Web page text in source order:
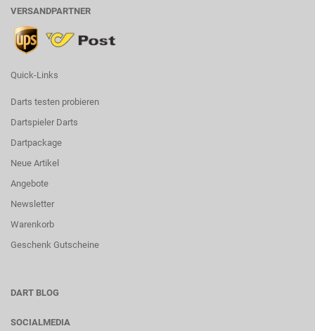
VERSANDPARTNER
Quick-Links
Darts testen probieren
Dartspieler Darts
Dartpackage
Neue Artikel
Angebote
Newsletter
Warenkorb
Geschenk Gutscheine
DART BLOG
SOCIALMEDIA